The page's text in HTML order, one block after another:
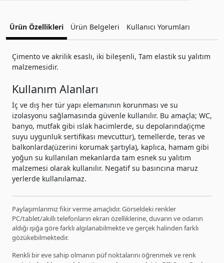
Ürün Özellikleri Ürün Belgeleri Kullanıcı Yorumları
Çimento ve akrilik esaslı, iki bileşenli, Tam elastik su yalıtım
malzemesidir.
Kullanım Alanları
İç ve dış her tür yapı elemanının korunması ve su
izolasyonu sağlamasında güvenle kullanılır. Bu amaçla; WC,
banyo, mutfak gibi ıslak hacimlerde, su depolarında(içme
suyu uygunluk sertifikası mevcuttur), temellerde, teras ve
balkonlarda(üzerini korumak şartıyla), kaplıca, hamam gibi
yoğun su kullanılan mekanlarda tam esnek su yalıtım
malzemesi olarak kullanılır. Negatif su basıncına maruz
yerlerde kullanılamaz.
Paylaşımlarımız fikir verme amaçlıdır. Görseldeki renkler
PC/tablet/akıllı telefonların ekran özelliklerine, duvarın ve odanın
aldığı ışığa göre farklı algılanabilmekte ve gerçek halinden farklı
gözükebilmektedir.
Renkli bir eve sahip olmanın püf noktalarını öğrenmek ve renk